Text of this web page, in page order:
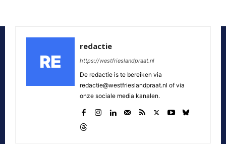
redactie
https://westfrieslandpraat.nl
De redactie is te bereiken via
redactie@westfrieslandpraat.nl of via
onze sociale media kanalen.